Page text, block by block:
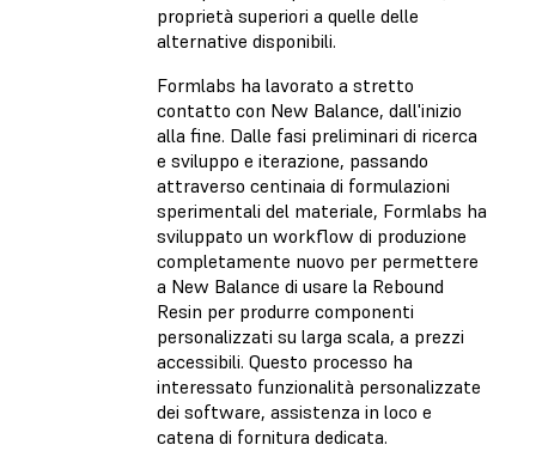
proprietà superiori a quelle delle
alternative disponibili.
Formlabs ha lavorato a stretto
contatto con New Balance, dall'inizio
alla fine. Dalle fasi preliminari di ricerca
e sviluppo e iterazione, passando
attraverso centinaia di formulazioni
sperimentali del materiale, Formlabs ha
sviluppato un workflow di produzione
completamente nuovo per permettere
a New Balance di usare la Rebound
Resin per produrre componenti
personalizzati su larga scala, a prezzi
accessibili. Questo processo ha
interessato funzionalità personalizzate
dei software, assistenza in loco e
catena di fornitura dedicata.